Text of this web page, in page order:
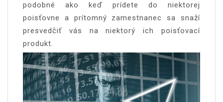
podobné ako keď prídete do niektorej
poisťovne a prítomný zamestnanec sa snaží
presvedčiť vás na niektorý ich poisťovací
produkt.